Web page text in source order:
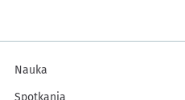
Nauka
Spotkania